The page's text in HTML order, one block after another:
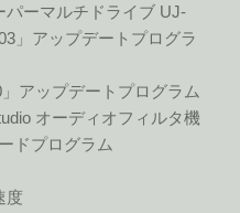
ーマルチドライブ UJ-
」アップデートプログラ
アップデートプログラム
オーディオフィルタ機
ドプログラム
度